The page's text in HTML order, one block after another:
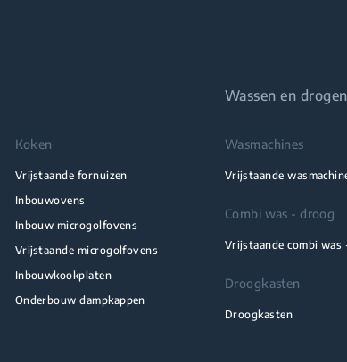
Koken
Vrijstaande fornuizen
Inbouwovens
Inbouw microgolfovens
Vrijstaande microgolfovens
Inbouwkookplaten
Onderbouw dampkappen
Wassen en drogen
Wasmachines
Vrijstaande
Combi was - droog
Vrijstaande combi was
Droogkasten
Droogkasten